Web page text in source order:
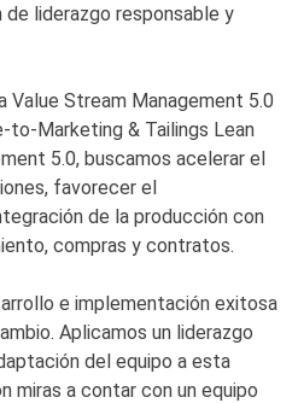
de liderazgo responsable y
Stream Management 5.0
Marketing & Tailings Lean
5.0, buscamos acelerar el
favorecer el
de la producción con
compras y contratos.
e implementación exitosa
Aplicamos un liderazgo
del equipo a esta
miras a contar con un equipo